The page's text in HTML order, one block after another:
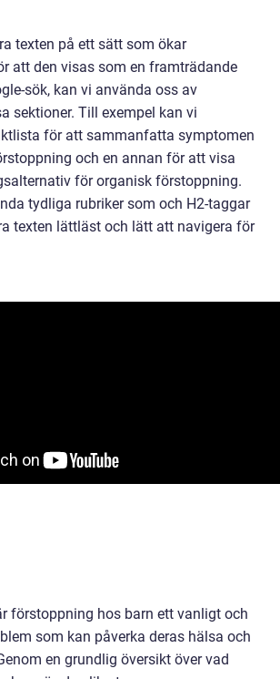
texten på ett sätt som ökar
att den visas som en framträdande
sök, kan vi använda oss av
sektioner. Till exempel kan vi
för att sammanfatta symptomen
och en annan för att visa
för organisk förstoppning.
tydliga rubriker som och H2-taggar
texten lättläst och lätt att navigera för
förstoppning hos barn ett vanligt och
som kan påverka deras hälsa och
en grundlig översikt över vad